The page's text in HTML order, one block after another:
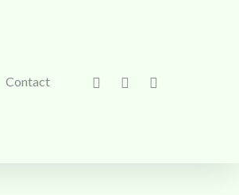
Contact facebookphone email